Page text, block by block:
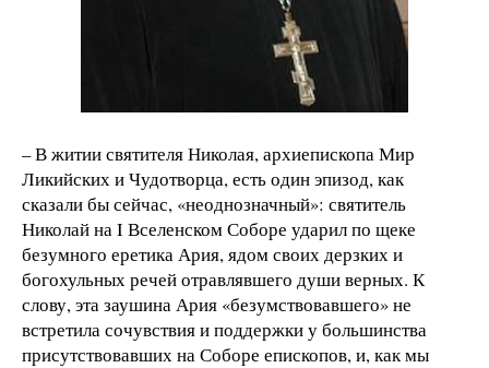
– В житии святителя Николая, архиепископа Мир
Ликийских и Чудотворца, есть один эпизод, как
сказали бы сейчас, «неоднозначный»: святитель
Николай на I Вселенском Соборе ударил по щеке
безумного еретика Ария, ядом своих дерзких и
богохульных речей отравлявшего души верных. К
слову, эта заушина Ария «безумствовавшего» не
встретила сочувствия и поддержки у большинства
присутствовавших на Соборе епископов, и, как мы